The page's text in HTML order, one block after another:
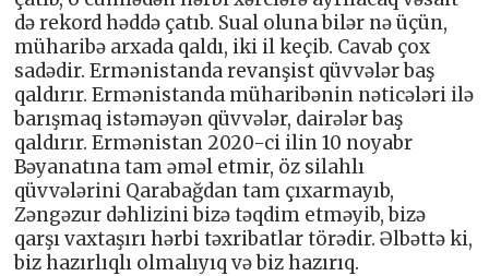
də rekord həddə çatıb. Sual oluna bilər nə üçün,
müharibə arxada qaldı, iki il keçib. Cavab çox
sadədir. Ermənistanda revanşist qüvvələr baş
qaldırır. Ermənistanda müharibənin nəticələri ilə
barışmaq istəməyən qüvvələr, dairələr baş
qaldırır. Ermənistan 2020-ci ilin 10 noyabr
Bəyanatına tam əməl etmir, öz silahlı
qüvvələrini Qarabağdan tam çıxarmayıb,
Zəngəzur dəhlizini bizə təqdim etməyib, bizə
qarşı vaxtaşırı hərbi təxribatlar törədir. Əlbəttə ki,
biz hazırlıqlı olmalıyıq və biz hazırıq.